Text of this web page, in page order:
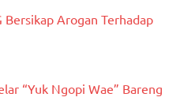
Bersikap Arogan Terhadap
“Yuk Ngopi Wae” Bareng